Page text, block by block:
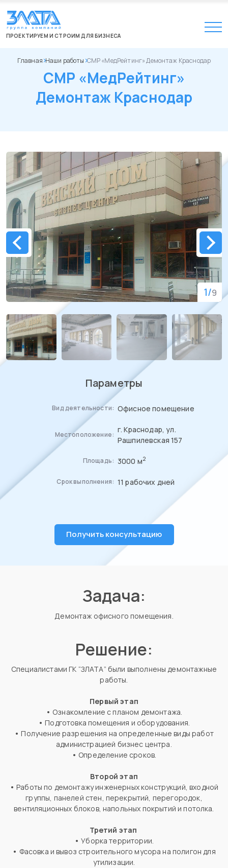
ПРОЕКТИРУЕМ И СТРОИМ ДЛЯ БИЗНЕСА
Главная Наши работы СМР «МедРейтинг» Демонтаж Краснодар
СМР «МедРейтинг»
Демонтаж Краснодар
1/9
Параметры
Вид деятельности: Офисное помещение
Местоположение:
г. Краснодар, ул.
Рашпилевская 157
Площадь: 3000 м2
Срок выполнения: 11 рабочих дней
Получить консультацию
Задача:
Демонтаж офисного помещения.
Решение:
Специалистами ГК “ЗЛАТА” были выполнены демонтажные
работы.
Первый этап
• Ознакомление с планом демонтажа.
•Подготовка помещения и оборудования.
•Получение разрешения на определенные виды работ
администрацией бизнес центра.
• Определение сроков.
Второй этап
•Работы по демонтажу инженерных конструкций, входной
группы, панелей стен, перекрытий, перегородок,
вентиляционных блоков, напольных покрытий и потолка.
Третий этап
•Уборка территории.
• Фасовка и вывоз строительного мусора на полигон для
утилизации.